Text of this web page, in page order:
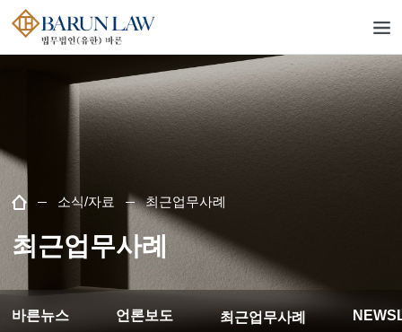
소식/자료 최근업무사례
최근업무사례
바른뉴스 언론보도 최근업무사례